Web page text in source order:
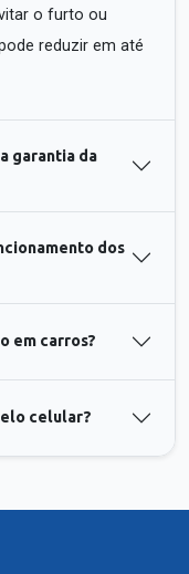
o furto ou
reduzir em até
garantia da
dos
em carros?
celular?